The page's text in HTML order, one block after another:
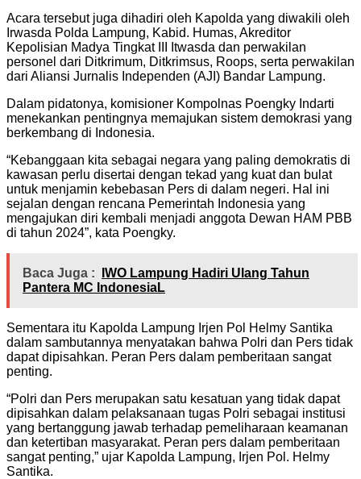
Acara tersebut juga dihadiri oleh Kapolda yang diwakili oleh
Irwasda Polda Lampung, Kabid. Humas, Akreditor
Kepolisian Madya Tingkat III Itwasda dan perwakilan
personel dari Ditkrimum, Ditkrimsus, Roops, serta perwakilan
dari Aliansi Jurnalis Independen (AJI) Bandar Lampung.
Dalam pidatonya, komisioner Kompolnas Poengky Indarti
menekankan pentingnya memajukan sistem demokrasi yang
berkembang di Indonesia.
“Kebanggaan kita sebagai negara yang paling demokratis di
kawasan perlu disertai dengan tekad yang kuat dan bulat
untuk menjamin kebebasan Pers di dalam negeri. Hal ini
sejalan dengan rencana Pemerintah Indonesia yang
mengajukan diri kembali menjadi anggota Dewan HAM PBB
di tahun 2024”, kata Poengky.
Baca Juga :
IWO Lampung Hadiri Ulang Tahun
Pantera MC IndonesiaL
Sementara itu Kapolda Lampung Irjen Pol Helmy Santika
dalam sambutannya menyatakan bahwa Polri dan Pers tidak
dapat dipisahkan. Peran Pers dalam pemberitaan sangat
penting.
“Polri dan Pers merupakan satu kesatuan yang tidak dapat
dipisahkan dalam pelaksanaan tugas Polri sebagai institusi
yang bertanggung jawab terhadap pemeliharaan keamanan
dan ketertiban masyarakat. Peran pers dalam pemberitaan
sangat penting,” ujar Kapolda Lampung, Irjen Pol. Helmy
Santika.